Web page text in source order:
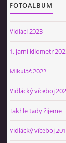
FOTOALBUM
Vidláci 2023
1. jarní kilometr
Mikuláš 2022
Vidlácký víceboj
Takhle tady žijeme
Vidlácký víceboj